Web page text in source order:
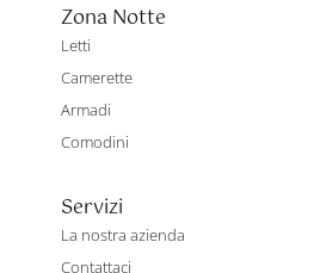
Zona Notte
Letti
Camerette
Armadi
Comodini
Servizi
La nostra azienda
Contattaci